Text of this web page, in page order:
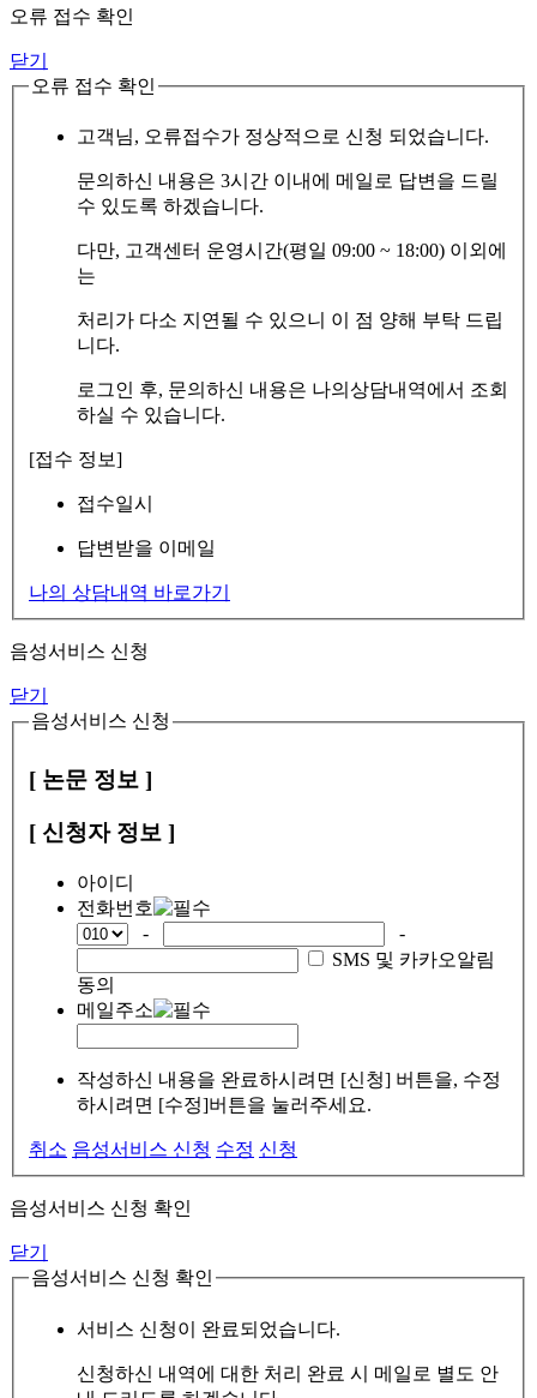
오류 접수 확인
닫기
오류 접수 확인
고객님, 오류접수가 정상적으로 신청 되었습니다.
문의하신 내용은 3시간 이내에 메일로 답변을 드릴
수 있도록 하겠습니다.
다만, 고객센터 운영시간(평일 09:00 ~ 18:00) 이외에
는
처리가 다소 지연될 수 있으니 이 점 양해 부탁 드립
니다.
로그인 후, 문의하신 내용은 나의상담내역에서 조회
하실 수 있습니다.
[접수 정보]
접수일시
답변받을 이메일
나의 상담내역 바로가기
음성서비스 신청
닫기
음성서비스 신청
[ 논문 정보 ]
[ 신청자 정보 ]
아이디
전화번호
-
-
SMS 및 카카오알림
동의
메일주소
작성하신 내용을 완료하시려면 [신청] 버튼을, 수정
하시려면 [수정]버튼을 눌러주세요.
취소 음성서비스 신청 수정 신청
음성서비스 신청 확인
닫기
음성서비스 신청 확인
서비스 신청이 완료되었습니다.
신청하신 내역에 대한 처리 완료 시 메일로 별도 안